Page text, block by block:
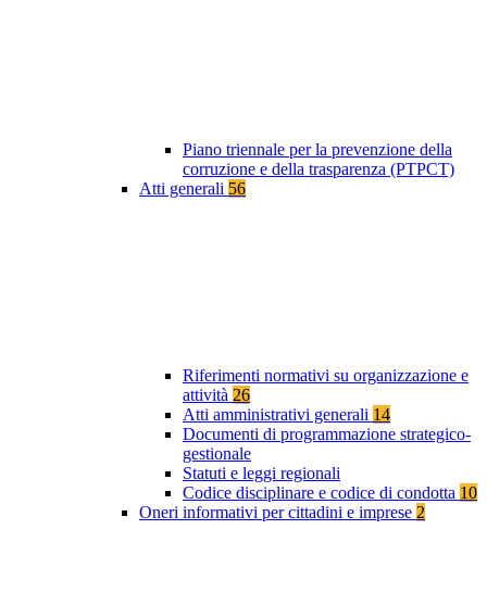
Piano triennale per la prevenzione della
corruzione e della trasparenza (PTPCT)
Atti generali 56
Riferimenti normativi su organizzazione e
attività 26
Atti amministrativi generali 14
Documenti di programmazione strategico-
gestionale
Statuti e leggi regionali
Codice disciplinare e codice di condotta 10
Oneri informativi per cittadini e imprese 2